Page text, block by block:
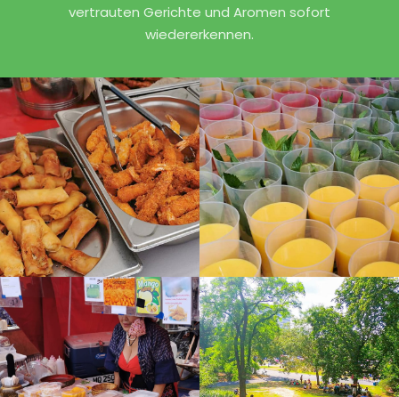
vertrauten Gerichte und Aromen sofort
wiedererkennen.